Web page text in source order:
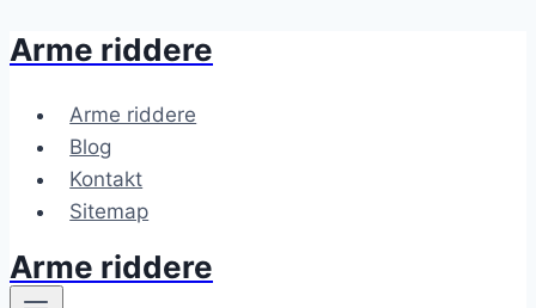
Fortsæt
indhold
Arme riddere
Arme riddere
Blog
Kontakt
Sitemap
Arme riddere